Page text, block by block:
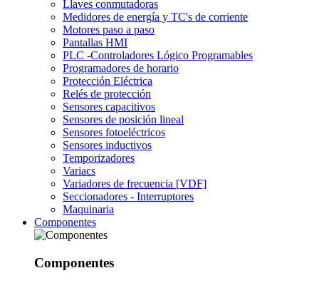
Llaves conmutadoras
Medidores de energía y TC's de corriente
Motores paso a paso
Pantallas HMI
PLC -Controladores Lógico Programables
Programadores de horario
Protección Eléctrica
Relés de protección
Sensores capacitivos
Sensores de posición lineal
Sensores fotoeléctricos
Sensores inductivos
Temporizadores
Variacs
Variadores de frecuencia [VDF]
Seccionadores - Interruptores
Maquinaria
Componentes
Componentes